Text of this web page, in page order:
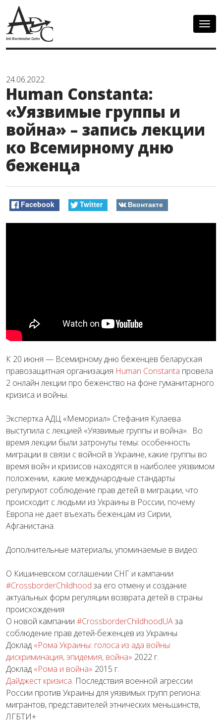
24.06.2022
Human Constanta:
«Уязвимые группы и
война» – запись лекции
ко Всемирному дню
беженца
Facebook Twitter Вконтакте
К 20 июня — Всемирному дню беженцев беларуская
правозащитная организация Human Constanta провела
2 онлайн лекции про беженство на фоне гуманитарного
кризиса и войны.
Экспертка АДЦ «Мемориал» Стефания Кулаева
выступила с лекцией «Уязвимые группы и война». Во
время лекции были затронуты темы: особенность
миграции в связи с войной в Украине, какие группы во
время войн и кризисов находятся в наиболее уязвимом
положении, какие международные стандарты
регулируют соблюдение прав детей в миграции, что
происходит с людьми из Украины в России, почему
Европа не дает въехать беженцам из Сирии,
Афганистана.
Дополнительные материалы, упоминаемые в видео:
О Кишиневском соглашении СНГ и кампании
#CrossborderChildhood за его отмену и создание
актуальных форм регуляции возврата детей в страны
происхождения
О новой кампании #CrossborderСhildhoodUAза
соблюдение прав детей-беженцев из Украины
Доклад «Рома Украины: голоса из ада войны:
дискриминация, эпидемия, война» 2022 г.
Доклад «Рома и война» 2015 г.
Дайджест кризиса. Последствия военной агрессии
России против Украины для уязвимых групп региона:
мигрантов, представителей этнических меньшинств,
ЛГБТИ+